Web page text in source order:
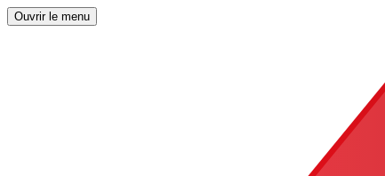
Ouvrir le menu